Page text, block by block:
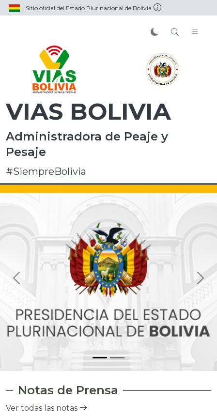
Sitio oficial del Estado Plurinacional de Bolivia
VIAS BOLIVIA
Administradora de Peaje y
Pesaje
#SiempreBolivia
Notas de Prensa
Ver todas las notas